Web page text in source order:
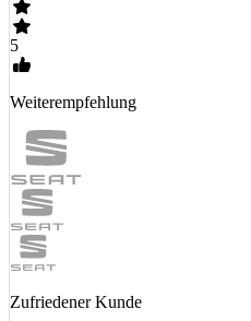
5
Weiterempfehlung
Zufriedener Kunde